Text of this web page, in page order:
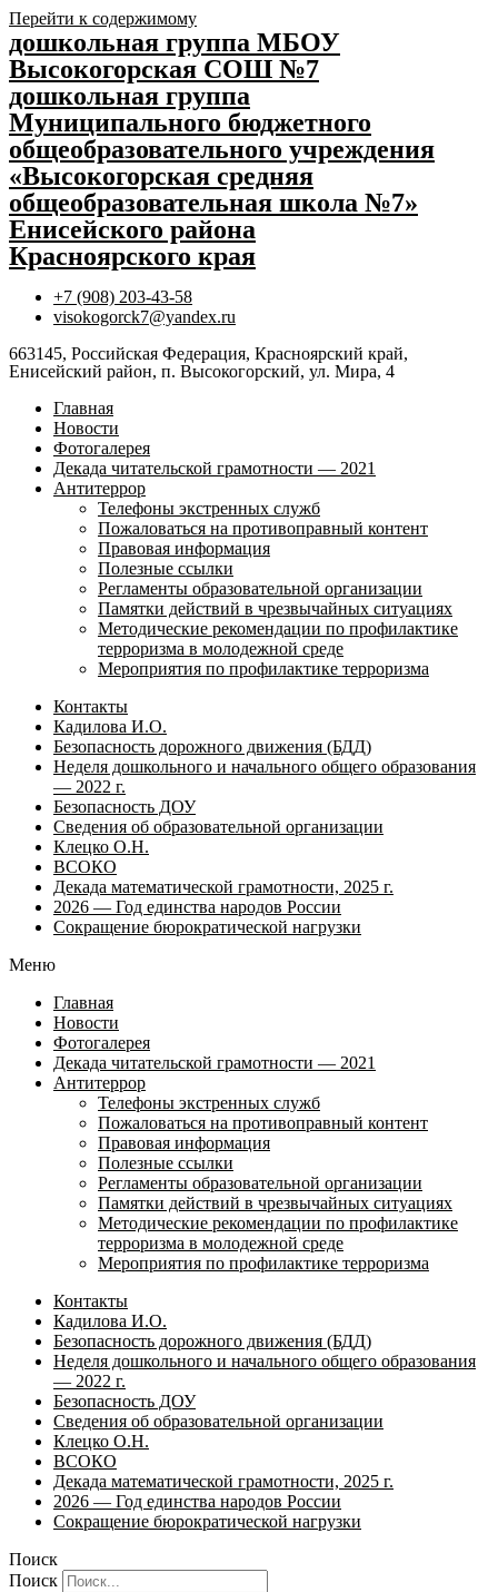
Перейти к содержимому
дошкольная группа МБОУ
Высокогорская СОШ №7
дошкольная группа
Муниципального бюджетного
общеобразовательного учреждения
«Высокогорская средняя
общеобразовательная школа №7»
Енисейского района
Красноярского края
+7 (908) 203-43-58
visokogorck7@yandex.ru
663145, Российская Федерация, Красноярский край,
Енисейский район, п. Высокогорский, ул. Мира, 4
Главная
Новости
Фотогалерея
Декада читательской грамотности — 2021
Антитеррор
Телефоны экстренных служб
Пожаловаться на противоправный контент
Правовая информация
Полезные ссылки
Регламенты образовательной организации
Памятки действий в чрезвычайных ситуациях
Методические рекомендации по профилактике
терроризма в молодежной среде
Мероприятия по профилактике терроризма
Контакты
Кадилова И.О.
Безопасность дорожного движения (БДД)
Неделя дошкольного и начального общего образования
— 2022 г.
Безопасность ДОУ
Сведения об образовательной организации
Клецко О.Н.
ВСОКО
Декада математической грамотности, 2025 г.
2026 — Год единства народов России
Сокращение бюрократической нагрузки
Меню
Главная
Новости
Фотогалерея
Декада читательской грамотности — 2021
Антитеррор
Телефоны экстренных служб
Пожаловаться на противоправный контент
Правовая информация
Полезные ссылки
Регламенты образовательной организации
Памятки действий в чрезвычайных ситуациях
Методические рекомендации по профилактике
терроризма в молодежной среде
Мероприятия по профилактике терроризма
Контакты
Кадилова И.О.
Безопасность дорожного движения (БДД)
Неделя дошкольного и начального общего образования
— 2022 г.
Безопасность ДОУ
Сведения об образовательной организации
Клецко О.Н.
ВСОКО
Декада математической грамотности, 2025 г.
2026 — Год единства народов России
Сокращение бюрократической нагрузки
Поиск
Поиск